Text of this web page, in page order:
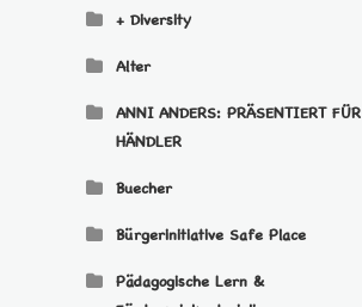
+ Diversity
Alter
ANNI ANDERS: PRÄSENTIERT FÜR
HÄNDLER
Buecher
Bürgerinitiative Safe Place
Pädagogische Lern &